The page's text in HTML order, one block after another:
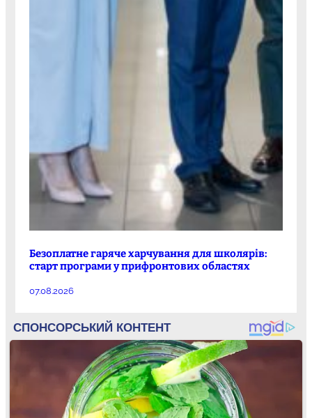
Безоплатне гаряче харчування для школярів:
старт програми у прифронтових областях
07.08.2026